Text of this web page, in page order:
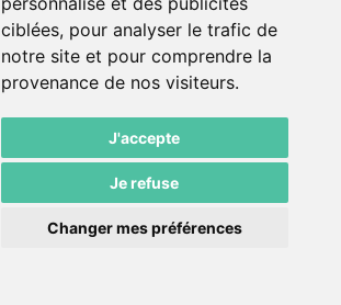
ciblées, pour analyser le trafic de
notre site et pour comprendre la
provenance de nos visiteurs.
J'accepte
Je refuse
Changer mes préférences
Théâtre